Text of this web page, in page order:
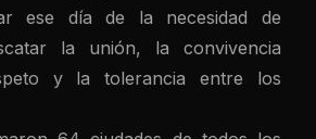
ese día de la necesidad de
la unión, la convivencia
y la tolerancia entre los